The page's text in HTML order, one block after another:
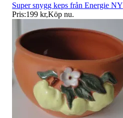
Super snygg keps från Energie NY
Pris:199 kr,Köp nu.